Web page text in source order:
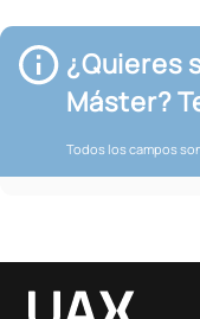
¿Quieres
Máster?
Todos los campos